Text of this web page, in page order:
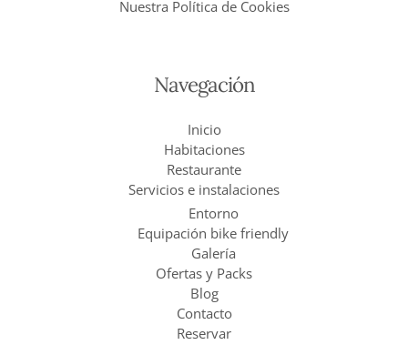
Nuestra Política de Cookies
Navegación
Inicio
Habitaciones
Restaurante
Servicios e instalaciones
Entorno
Equipación bike friendly
Galería
Ofertas y Packs
Blog
Contacto
Reservar